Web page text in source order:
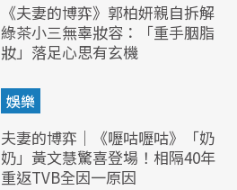
《夫妻的博弈》郭柏妍親自拆解
綠茶小三無辜妝容：「重手胭脂
妝」落足心思有玄機
娛樂
夫妻的博弈｜《嚦咕嚦咕》「奶
奶」黃文慧驚喜登場！相隔40年
重返TVB全因一原因